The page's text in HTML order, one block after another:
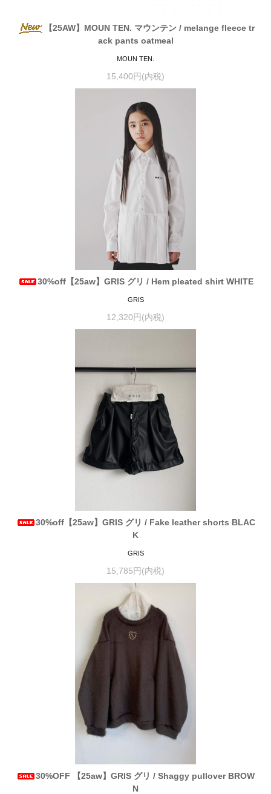
【25AW】MOUN TEN. マウンテン / melange fleece tr
ack pants oatmeal
MOUN TEN.
15,400円(内税)
30%off【25aw】GRIS グリ / Hem pleated shirt WHITE
GRIS
12,320円(内税)
30%off【25aw】GRIS グリ / Fake leather shorts BLAC
K
GRIS
15,785円(内税)
30%OFF 【25aw】GRIS グリ / Shaggy pullover BROW
N